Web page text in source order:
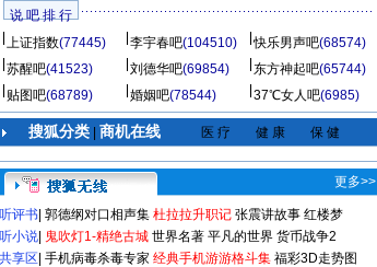
说 吧 排 行
上证指数(77445) 李宇春吧(104510) 快乐男声吧(68574)
苏醒吧(41523) 刘德华吧(69854) 东方神起吧(65744)
贴图吧(68789) 婚姻吧(78544) 37℃女人吧(6985)
搜狐分类| 商机在线 医 疗 健 康 保 健
更多>>
听评书 郭德纲对口相声集 杜拉拉升职记 张震讲故事 红楼梦
听小说 鬼吹灯1-精绝古城 世界名著 平凡的世界 货币战争2
共享区 手机病毒杀毒专家 经典手机游游格斗集 福彩3D走势图